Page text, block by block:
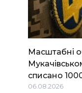
Масштабні
списано
06.08.2026